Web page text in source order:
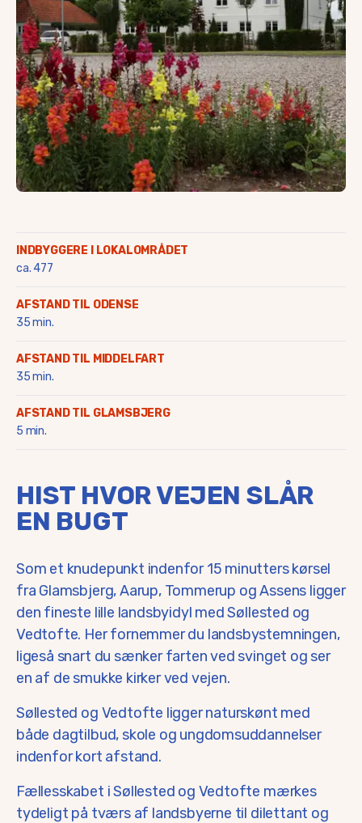
Saltofte
Skalbjerg & Magtenbølle
Skallebølle
Skydebjerg
Søby
Søllested & Vedtofte
Thorøhuse
Tommerup & Tommerup
Turup
Verninge
Vissenbjerg
INDBYGGERE I LOKALOMRÅDET
ca. 477
AFSTAND TIL ODENSE
35 min.
AFSTAND TIL MIDDELFART
35 min.
AFSTAND TIL GLAMSBJERG
5 min.
HIST HVOR VEJEN SLÅR
EN BUGT
Som et knudepunkt indenfor 15 minutters kørsel
fra Glamsbjerg, Aarup, Tommerup og Assens ligger
den fineste lille landsbyidyl med Søllested og
Vedtofte. Her fornemmer du landsbystemningen,
ligeså snart du sænker farten ved svinget og ser
en af de smukke kirker ved vejen.
Søllested og Vedtofte ligger naturskønt med
både dagtilbud, skole og ungdomsuddannelser
indenfor kort afstand.
Fællesskabet i Søllested og Vedtofte mærkes
tydeligt på tværs af landsbyerne til dilettant og